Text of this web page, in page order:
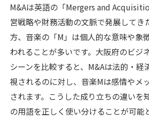
M&Aは英語の「Mergers and
営戦略や財務活動の文脈で発展してき
方、音楽の「M」は個人的な意味や象
われることが多いです。大阪府のビジ
シーンを比較すると、M&Aは法的・経
視されるのに対し、音楽Mは感情やメ
されます。こうした成り立ちの違いを
の用語を正しく使い分けることが可能